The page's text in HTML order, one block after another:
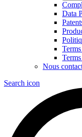
Data
Nous
Search icon